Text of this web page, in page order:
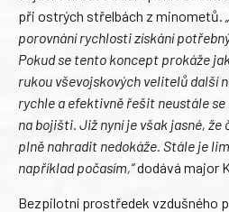
při ostrých střelbách z minometů.
porovnání rychlosti získání
Pokud se tento koncept prokáže
rukou vševojskových velitelů další
rychle a efektivně řešit neustále
na bojišti. Již nyní je však jasné,
plně nahradit nedokáže. Stále je
například počasím,“dodává major
Bezpilotní prostředek vzdušného